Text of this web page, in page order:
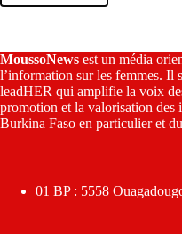
MoussoNews est un média
l’information sur les femmes. Il
leadHER qui amplifie la voix
promotion et la valorisation des
Burkina Faso en particulier et
————————–
01 BP : 5558